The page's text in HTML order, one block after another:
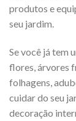
produtos e
seu jardim.
Se você já tem
flores, árvores
folhagens,
cuidar do seu
decoração